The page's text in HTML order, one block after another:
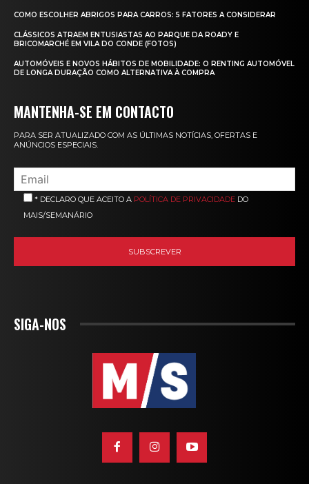
COMO ESCOLHER ABRIGOS PARA CARROS: 5 FATORES A CONSIDERAR
CLÁSSICOS ATRAEM ENTUSIASTAS AO PARQUE DA ROADY E
BRICOMARCHÉ EM VILA DO CONDE (FOTOS)
AUTOMÓVEIS E NOVOS HÁBITOS DE MOBILIDADE: O RENTING AUTOMÓVEL
DE LONGA DURAÇÃO COMO ALTERNATIVA À COMPRA
MANTENHA-SE EM CONTACTO
PARA SER ATUALIZADO COM AS ÚLTIMAS NOTÍCIAS, OFERTAS E
ANÚNCIOS ESPECIAIS.
* DECLARO QUE ACEITO A POLÍTICA DE PRIVACIDADE DO
MAIS/SEMANÁRIO
SIGA-NOS